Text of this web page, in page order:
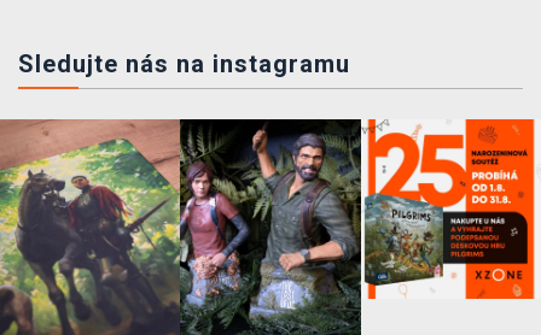
Sledujte nás na instagramu